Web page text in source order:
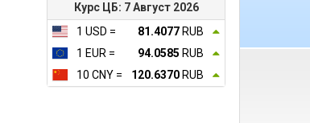
Курс ЦБ: 7 Август 2026
1 USD =
81.4077 RUB
1 EUR =
94.0585 RUB
10 CNY =
120.6370 RUB